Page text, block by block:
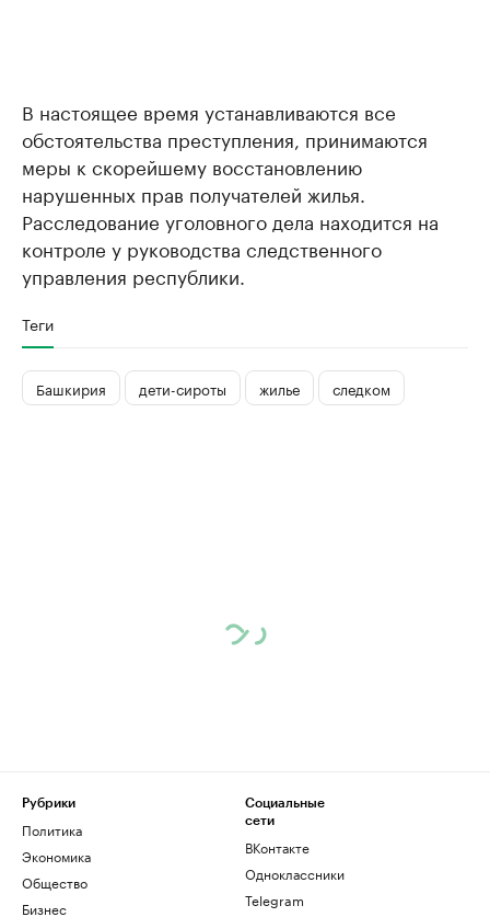
В настоящее время устанавливаются все
обстоятельства преступления, принимаются
меры к скорейшему восстановлению
нарушенных прав получателей жилья.
Расследование уголовного дела находится на
контроле у руководства следственного
управления республики.
Теги
Башкирия дети-сироты жилье следком
Рубрики
Политика
Экономика
Общество
Бизнес
Социальные
сети
ВКонтакте
Одноклассники
Telegram